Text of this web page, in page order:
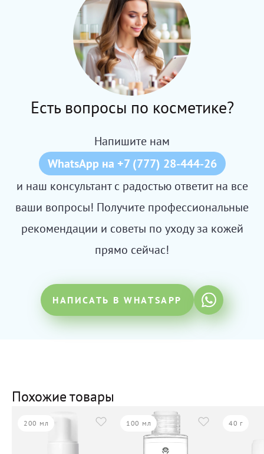
Есть вопросы по косметике?
Напишите нам
WhatsApp на +7 (777) 28-444-26
и наш консультант с радостью ответит на все
ваши вопросы! Получите профессиональные
рекомендации и советы по уходу за кожей
прямо сейчас!
НАПИСАТЬ В WHATSAPP
Похожие товары
200 мл 100 мл 40 г